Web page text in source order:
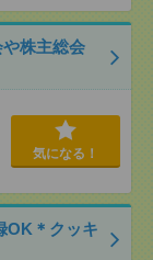
株主総会
気になる！
OK＊クッキ